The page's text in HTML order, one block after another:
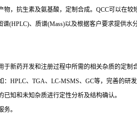
，抗生素及氨基酸，定制合成。QCC可以在
(HPLC)、质谱(Mass)以及根据客户要求提供水
新药开发和注册过程中所需的相关杂质的定
HPLC、TGA、LC-MSMS、GC等，完善的
知和未知杂质进行定性分析及结构确认。
。